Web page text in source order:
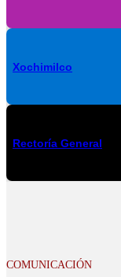
Xochimilco
Rectoría General
COMUNICACIÓN